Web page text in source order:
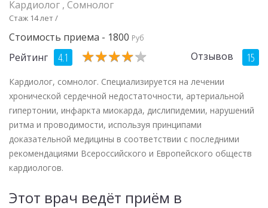
Кардиолог , Сомнолог
Стаж 14 лет /
Стоимость приема - 1800 Руб
Рейтинг 4.1 ★★★★★
★★★★★ Отзывов 15
Кардиолог, сомнолог. Специализируется на лечении
хронической сердечной недостаточности, артериальной
гипертонии, инфаркта миокарда, дислипидемии, нарушений
ритма и проводимости, используя принципами
доказательной медицины в соответствии с последними
рекомендациями Всероссийского и Европейского обществ
кардиологов.
Этот врач ведёт приём в